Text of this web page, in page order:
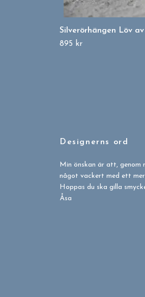
Silverörhängen Löv
895 kr
Designerns ord
Min önskan är att, genom
något vackert med ett
Hoppas du ska gilla
Åsa